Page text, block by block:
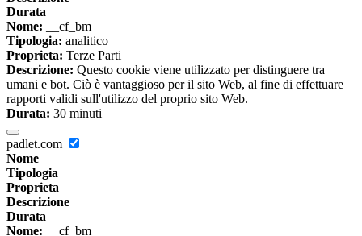
Durata
Nome: __cf_bm
Tipologia: analitico
Proprieta: Terze Parti
Descrizione: Questo cookie viene utilizzato per distinguere tra
umani e bot. Ciò è vantaggioso per il sito Web, al fine di effettuare
rapporti validi sull'utilizzo del proprio sito Web.
Durata: 30 minuti
padlet.com
Nome
Tipologia
Proprieta
Descrizione
Durata
Nome: __cf_bm